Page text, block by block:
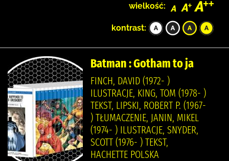
wielkość:
kontrast:
Batman : Gotham to ja
FINCH, DAVID (1972- )
ILUSTRACJE, KING, TOM (1978- )
TEKST, LIPSKI, ROBERT P. (1967-
) TŁUMACZENIE, JANIN, MIKEL
(1974- ) ILUSTRACJE, SNYDER,
SCOTT (1976- ) TEKST,
HACHETTE POLSKA